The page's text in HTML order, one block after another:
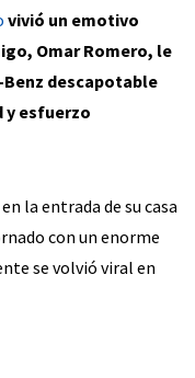
vivió un emotivo
Omar Romero, le
descapotable
y esfuerzo
la entrada de su casa
con un enorme
se volvió viral en